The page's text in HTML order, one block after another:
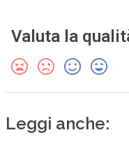
Valuta la
Leggi anche: